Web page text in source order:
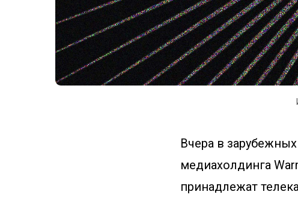
Вчера в
медиахолдинга
принадлежат